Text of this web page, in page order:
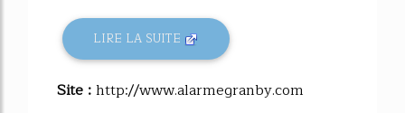
LIRE LA SUITE
Site :http://www.alarmegranby.com